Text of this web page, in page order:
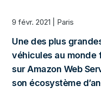
9 févr. 2021 | Paris
Une des plus
véhicules au monde
sur Amazon Web
son écosystème